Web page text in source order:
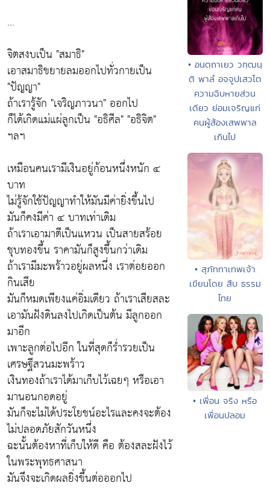
...
จิตสงบเป็น "สมาธิ"
เอาสมาธิขยายลมออกไปทั่วกายเป็น
"ปัญญา"
ถ้าเรารู้จัก "เจริญภาวนา" ออกไป
ก็ได้เกิดแม่แผ่ลูกเป็น "อธิศีล" "อธิจิต"
ฯลฯ
เหมือนคนเรามีเงินอยู่ก้อนหนึ่งหนัก ๔
บาท
ไม่รู้จักใช้ปัญญาทำให้มันมีค่ายิ่งขึ้นไป
มันก็คงมีค่า ๔ บาทเท่าเดิม
ถ้าเราเอามาตีเป็นแหวน เป็นสายสร้อย
ชุบทองขึ้น ราคามันก็สูงขึ้นกว่าเดิม
ถ้าเรามีมะพร้าวอยู่ผลหนึ่ง เราต่อยออก
กินเสีย
มันก็หมดเพียงแค่อิ่มเดียว ถ้าเราเสียสละ
เอามันฝังดินลงไปเกิดเป็นต้น มีลูกออก
มาอีก
เพาะลูกต่อไปอีก ในที่สุดก็ร่ำรวยเป็น
เศรษฐีสวนมะพร้าว
เงินทองถ้าเราได้มาเก็บไว้เฉยๆ หรือเอา
มานอนกอดอยู่
มันก็จะไม่ได้ประโยชน์อะไรและคงจะต้อง
ไม่ปลอดภัยสักวันหนึ่ง
ฉะนั้นต้องหาที่เก็บให้ดี คือ ต้องสละฝังไว้
ในพระพุทธศาสนา
มันจึงจะเกิดผลยิ่งขึ้นต่อออกไป
• อนตฺถาเยว วฑฺฒนฺ
ติ พาลํ อจฺจูปเสวโต
ความฉิบหายส่วน
เดียว ย่อมเจริญแก่
คนผู้ส้องเสพพาล
เกินไป
• สุภัททาเทพเจ้า
เขียนโดย สืบ ธรรม
ไทย
• เพื่อน จริง หรือ
เพื่อนปลอม